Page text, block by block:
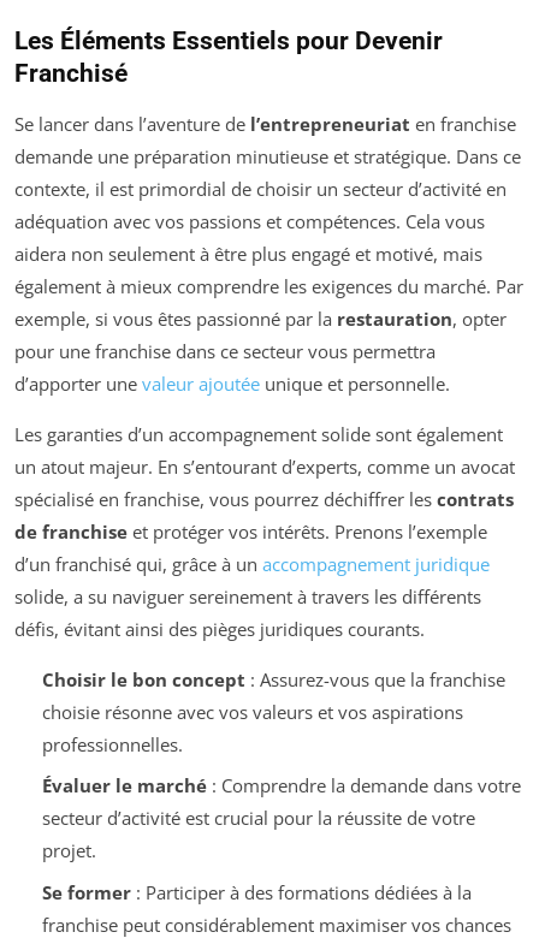
Les Éléments Essentiels pour Devenir
Franchisé
Se lancer dans l’aventure de l’entrepreneuriat en franchise
demande une préparation minutieuse et stratégique. Dans ce
contexte, il est primordial de choisir un secteur d’activité en
adéquation avec vos passions et compétences. Cela vous
aidera non seulement à être plus engagé et motivé, mais
également à mieux comprendre les exigences du marché. Par
exemple, si vous êtes passionné par la restauration, opter
pour une franchise dans ce secteur vous permettra
d’apporter une valeur ajoutée unique et personnelle.
Les garanties d’un accompagnement solide sont également
un atout majeur. En s’entourant d’experts, comme un avocat
spécialisé en franchise, vous pourrez déchiffrer les contrats
de franchise et protéger vos intérêts. Prenons l’exemple
d’un franchisé qui, grâce à un accompagnement juridique
solide, a su naviguer sereinement à travers les différents
défis, évitant ainsi des pièges juridiques courants.
Choisir le bon concept : Assurez-vous que la franchise
choisie résonne avec vos valeurs et vos aspirations
professionnelles.
Évaluer le marché: Comprendre la demande dans votre
secteur d’activité est crucial pour la réussite de votre
projet.
Se former: Participer à des formations dédiées à la
franchise peut considérablement maximiser vos chances